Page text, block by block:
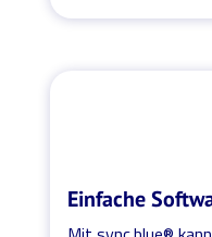
Einfache